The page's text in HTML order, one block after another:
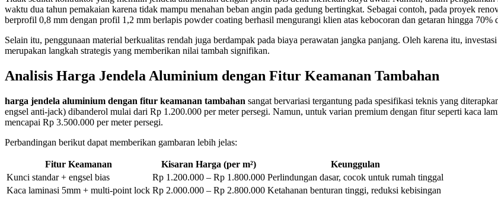
waktu dua tahun pemakaian karena tidak mampu menahan beban angin pada gedung bertingkat. Sebagai contoh, pada proyek
berprofil 0,8 mm dengan profil 1,2 mm berlapis powder coating berhasil mengurangi klien atas kebocoran dan getaran hingga 70%
Selain itu, penggunaan material berkualitas rendah juga berdampak pada biaya perawatan jangka panjang. Oleh karena itu, investasi
merupakan langkah strategis yang memberikan nilai tambah signifikan.
Analisis Harga Jendela Aluminium dengan Fitur Keamanan Tambahan
harga jendela aluminium dengan fitur keamanan tambahan sangat bervariasi tergantung pada spesifikasi teknis yang
engsel anti-jack) dibanderol mulai dari Rp 1.200.000 per meter persegi. Namun, untuk varian premium dengan fitur seperti kaca
mencapai Rp 3.500.000 per meter persegi.
Perbandingan berikut dapat memberikan gambaran lebih jelas:
Fitur Keamanan Kisaran Harga (per m²)
Keunggulan
Kunci standar + engsel bias
Rp 1.200.000 – Rp 1.800.000 Perlindungan dasar, cocok untuk rumah tinggal
Kaca laminasi 5mm + multi-point lock Rp 2.000.000 – Rp 2.800.000 Ketahanan benturan tinggi, reduksi kebisingan